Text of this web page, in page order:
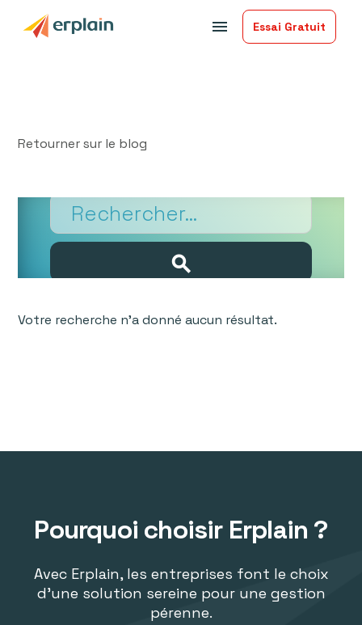
menu Essai Gratuit
Retourner sur le blog
Votre recherche n'a donné aucun résultat.
Pourquoi choisir Erplain ?
Avec Erplain, les entreprises font le choix
d'une solution sereine pour une gestion
pérenne.